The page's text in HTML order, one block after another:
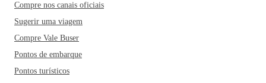
Compre nos canais oficiais
Sugerir uma viagem
Compre Vale Buser
Pontos de embarque
Pontos turísticos